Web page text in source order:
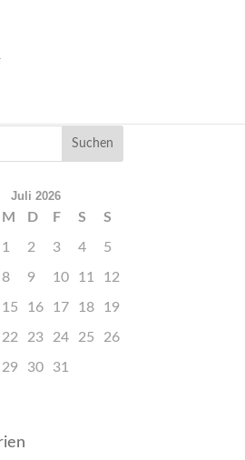
Juli 2026
M D F S S
1 2 3 4 5
8 9 10 11 12
15 16 17 18 19
22 23 24 25 26
29 30
31